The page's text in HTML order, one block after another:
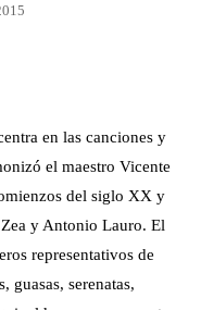
en las canciones y
el maestro Vicente
del siglo XX y
y Antonio Lauro. El
representativos de
guasas, serenatas,